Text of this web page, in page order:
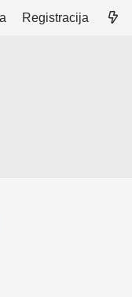
Registracija